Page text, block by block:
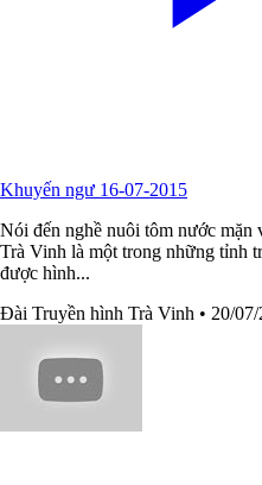
Khuyến ngư 16-07-2015
Nói đến nghề nuôi tôm nước mặn
Trà Vinh là một trong những tỉnh
được hình...
Đài Truyền hình Trà Vinh • 20/